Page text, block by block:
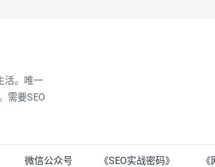
活。唯一
需要SEO
微信公众号 《SEO实战密码》